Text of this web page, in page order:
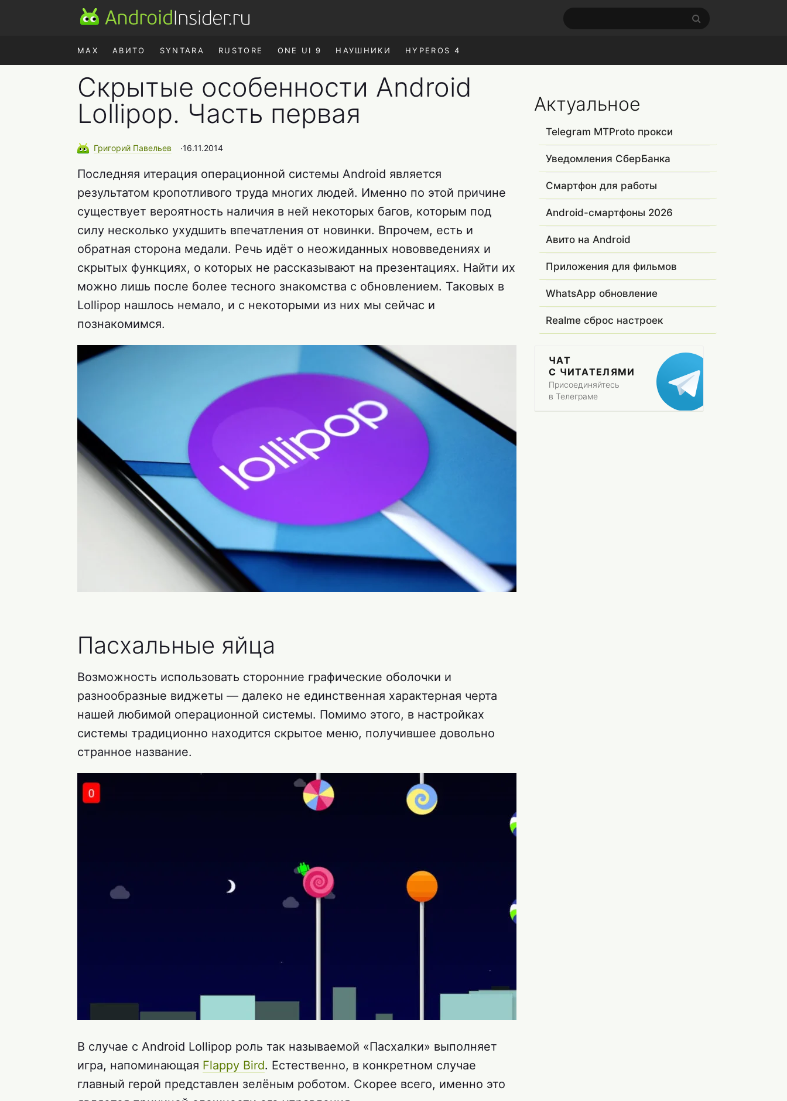
MAX АВИТО SYNTARA RUSTORE ONE UI 9 НАУШНИКИ HYPEROS 4
Скрытые особенности Android
Lollipop. Часть первая
Григорий Павельев ∙16.11.2014
Последняя итерация операционной системы Android является
результатом кропотливого труда многих людей. Именно по этой причине
существует вероятность наличия в ней некоторых багов, которым под
силу несколько ухудшить впечатления от новинки. Впрочем, есть и
обратная сторона медали. Речь идёт о неожиданных нововведениях и
скрытых функциях, о которых не рассказывают на презентациях. Найти их
можно лишь после более тесного знакомства с обновлением. Таковых в
Lollipop нашлось немало, и с некоторыми из них мы сейчас и
познакомимся.
Пасхальные яйца
Возможность использовать сторонние графические оболочки и
разнообразные виджеты — далеко не единственная характерная черта
нашей любимой операционной системы. Помимо этого, в настройках
системы традиционно находится скрытое меню, получившее довольно
странное название.
В случае с Android Lollipop роль так называемой «Пасхалки» выполняет
игра, напоминающая Flappy Bird. Естественно, в конкретном случае
главный герой представлен зелёным роботом. Скорее всего, именно это
Актуальное
Telegram MTProto прокси
Уведомления СберБанка
Смартфон для работы
Android-смартфоны 2026
Авито на Android
Приложения для фильмов
WhatsApp обновление
Realme сброс настроек
ЧАТ
С ЧИТАТЕЛЯМИ
Присоединяйтесь
в Телеграме